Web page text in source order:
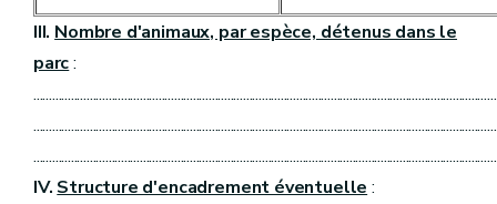
III. Nombre d'animaux, par espèce, détenus dans le
parc:
....................................................................................................................................................
....................................................................................................................................................
....................................................................................................................................................
IV. Structure d'encadrement éventuelle :